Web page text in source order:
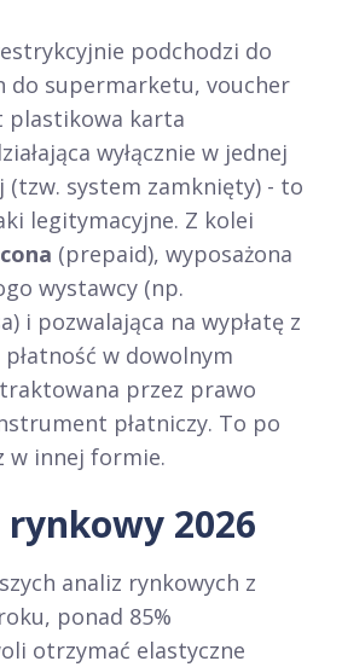
podchodzi do
do supermarketu, voucher
plastikowa karta
wyłącznie w jednej
(tzw. system zamknięty) - to
legitymacyjne. Z kolei
(prepaid), wyposażona
wystawcy (np.
i pozwalająca na wypłatę z
w dowolnym
przez prawo
płatniczy. To po
w innej formie.
2026
analiz rynkowych z
ponad 85%
otrzymać elastyczne